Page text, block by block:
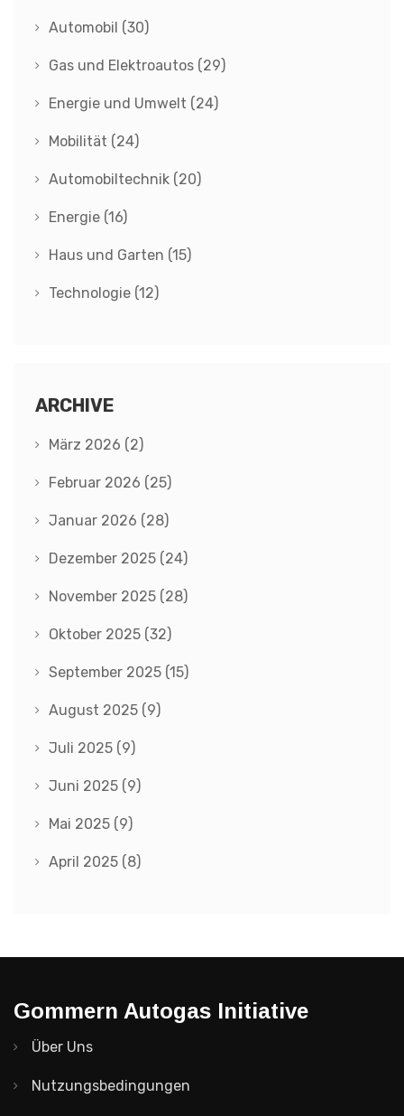
Automobil (30)
Gas und Elektroautos (29)
Energie und Umwelt (24)
Mobilität (24)
Automobiltechnik (20)
Energie (16)
Haus und Garten (15)
Technologie (12)
ARCHIVE
März 2026 (2)
Februar 2026 (25)
Januar 2026 (28)
Dezember 2025 (24)
November 2025 (28)
Oktober 2025 (32)
September 2025 (15)
August 2025 (9)
Juli 2025 (9)
Juni 2025 (9)
Mai 2025 (9)
April 2025 (8)
Gommern Autogas Initiative
Über Uns
Nutzungsbedingungen